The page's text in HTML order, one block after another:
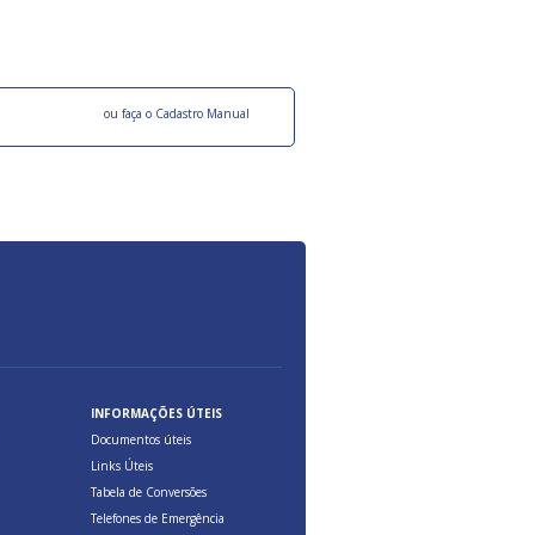
ou faça o Cadastro Manual
INFORMAÇÕES ÚTEIS
Documentos úteis
Links Úteis
Tabela de Conversões
Telefones de Emergência